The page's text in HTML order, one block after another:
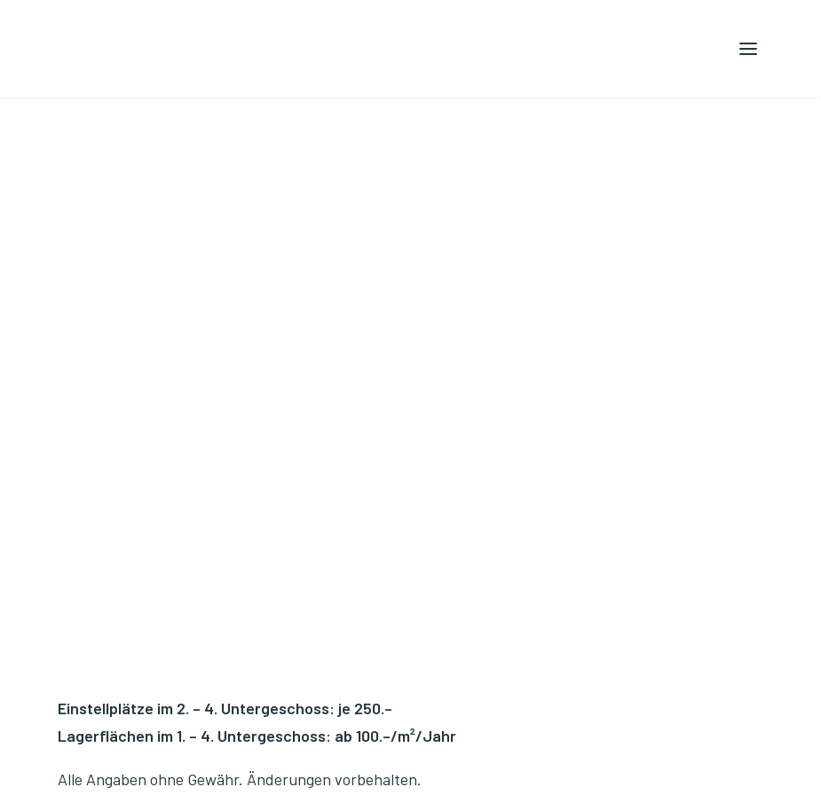
Einstellplätze im 2. – 4. Untergeschoss: je 250.–
Lagerflächen im 1. – 4. Untergeschoss: ab 100.–/m²/Jahr
Alle Angaben ohne Gewähr. Änderungen vorbehalten.